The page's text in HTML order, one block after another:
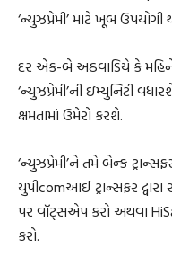
‘ન્યુઝપ્રેમી’ માટે ખૂબ ઉપયોગી
દર એક-બે અઠવાડિયે કે
‘ન્યુઝપ્રેમી’ની ઇમ્યુનિટી
ક્ષમતામાં ઉમેરો કરશે.
‘ન્યુઝપ્રેમી’ને તમે બેન્ક
યુપીcomઆઈ ટ્રાન્સફર
પર વૉટ્સએપ કરો અથવા
કરો.